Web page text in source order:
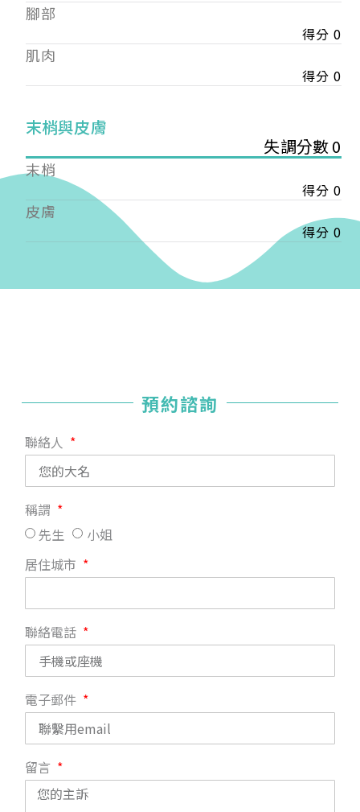
腳部
得分 0
肌肉
得分 0
末梢與皮膚
失調分數 0
末梢
得分 0
皮膚
得分 0
預約諮詢
聯絡人
稱謂
先生
小姐
居住城市
聯絡電話
電子郵件
留言
——
【會費】
個人會員:
入會費新臺幣1200元，於會員入會時繳納；常年會
入會費新臺幣3000元，於會員入會時繳納；常年會
戶名: 社團法人台灣自律神經健康培訓暨發展協會
帳號: 003-03-501566-2
銀行: (013) 國泰世華 南京東路分行